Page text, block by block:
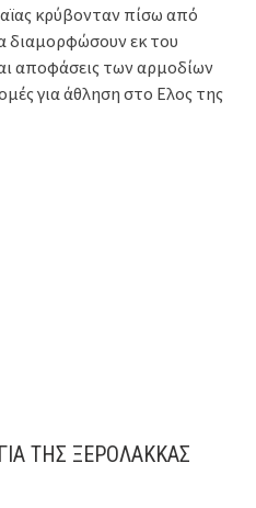
κρύβονταν πίσω από
διαμορφώσουν εκ του
αποφάσεις των αρμοδίων
για άθληση στο Ελος της
ΤΗΣ ΞΕΡΟΛΑΚΚΑΣ